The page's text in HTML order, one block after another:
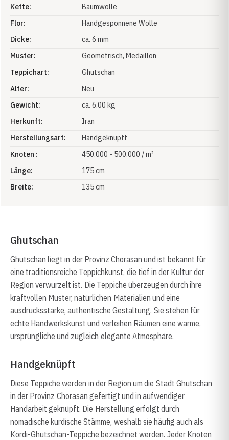
Kette:
Baumwolle
Flor:
Handgesponnene Wolle
Dicke:
ca. 6 mm
Muster:
Geometrisch, Medaillon
Teppichart:
Ghutschan
Alter:
Neu
Gewicht:
ca. 6.00 kg
Herkunft:
Iran
Herstellungsart:
Handgeknüpft
Knoten :
450.000 - 500.000 / m²
Länge:
175 cm
Breite:
135 cm
Ghutschan
Ghutschan liegt in der Provinz Chorasan und ist bekannt für
eine traditionsreiche Teppichkunst, die tief in der Kultur der
Region verwurzelt ist. Die Teppiche überzeugen durch ihre
kraftvollen Muster, natürlichen Materialien und eine
ausdrucksstarke, authentische Gestaltung. Sie stehen für
echte Handwerkskunst und verleihen Räumen eine warme,
ursprüngliche und zugleich elegante Atmosphäre.
Handgeknüpft
Diese Teppiche werden in der Region um die Stadt Ghutschan
in der Provinz Chorasan gefertigt und in aufwendiger
Handarbeit geknüpft. Die Herstellung erfolgt durch
nomadische kurdische Stämme, weshalb sie häufig auch als
Kordi-Ghutschan-Teppiche bezeichnet werden. Jeder Knoten